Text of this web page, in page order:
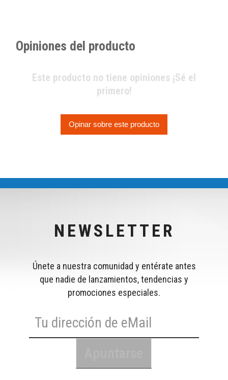
Opiniones del producto
Este producto no tiene opiniones ¡Sé el
primero!
Opinar sobre este producto
NEWSLETTER
Únete a nuestra comunidad y entérate antes
que nadie de lanzamientos, tendencias y
promociones especiales.